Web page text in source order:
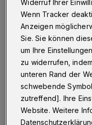
D
as geht
dem sich
Tanztheater-
Bergelt mit
Wuppertal-Fazit
hingehen“-Tipps
Stadt Pina
Widerruf Ihrer
Wenn Tracker
Anzeigen
Sie. Sie können
um Ihre
zu widerrufen,
unteren Rand der
schwebende
zutreffend]. Ihre
Website. Weitere